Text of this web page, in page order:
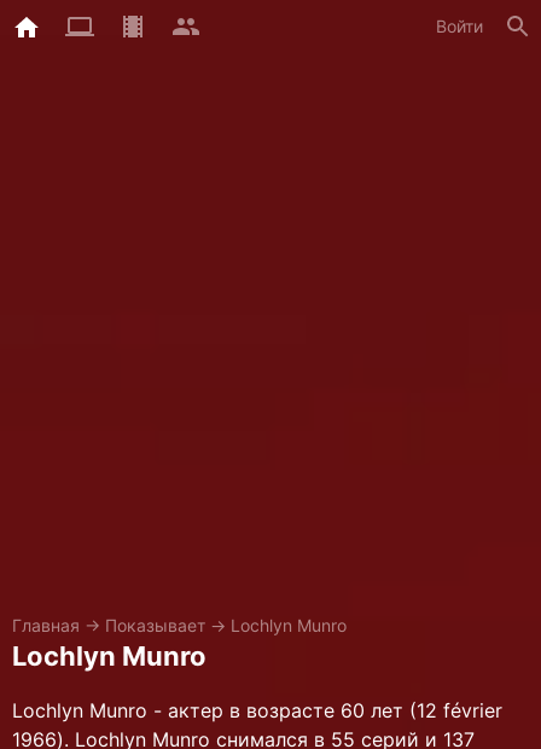
Войти
Главная → Показывает → Lochlyn Munro
Lochlyn Munro
Lochlyn Munro - актер в возрасте 60 лет (12 février
1966). Lochlyn Munro снимался в 55 серий и 137